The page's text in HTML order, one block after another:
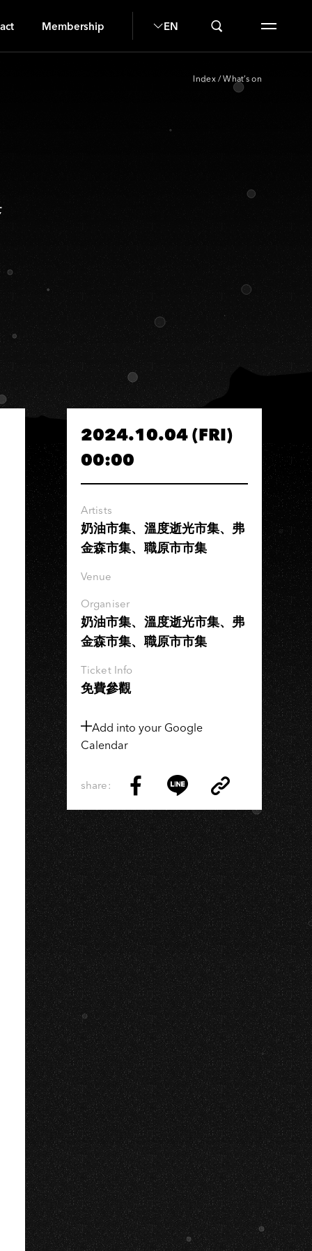
Membership EN
Index / What’s on
2024.10.04 (FRI)
00:00
Artists
奶油市集、溫度逝光市集、弗
金森市集、職原市市集
Venue
Organiser
奶油市集、溫度逝光市集、弗
金森市集、職原市市集
Ticket Info
免費參觀
Add into your Google
Calendar
share:
on
Facebook
on
LINE
Link
Copy
Link